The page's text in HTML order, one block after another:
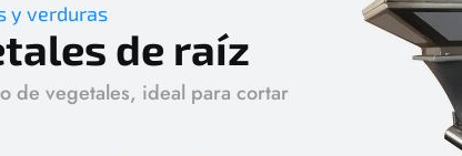
y verduras
de raíz
de vegetales, ideal para cortar